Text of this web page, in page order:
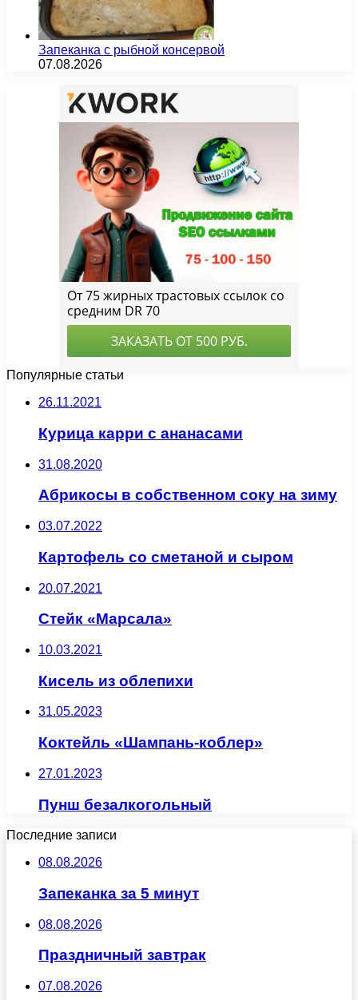
Запеканка с рыбной консервой
07.08.2026
Популярные статьи
26.11.2021
Курица карри с ананасами
31.08.2020
Абрикосы в собственном соку на зиму
03.07.2022
Картофель со сметаной и сыром
20.07.2021
Стейк «Марсала»
10.03.2021
Кисель из облепихи
31.05.2023
Коктейль «Шампань-коблер»
27.01.2023
Пунш безалкогольный
Последние записи
08.08.2026
Запеканка за 5 минут
08.08.2026
Праздничный завтрак
07.08.2026